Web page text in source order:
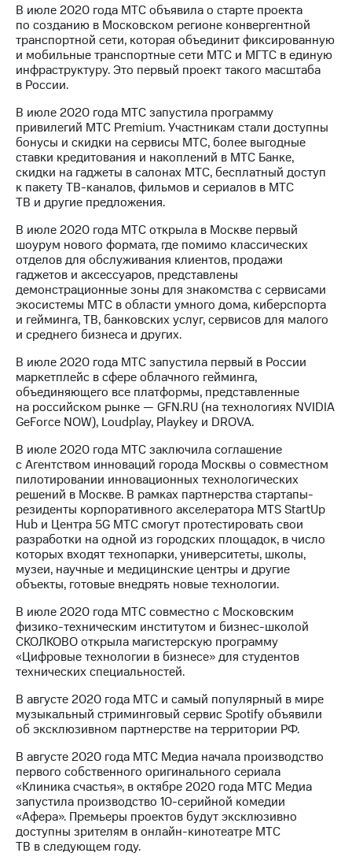
В июле 2020 года МТС объявила о старте проекта
по созданию в Московском регионе конвергентной
транспортной сети, которая объединит фиксированную
и мобильные транспортные сети МТС и МГТС в единую
инфраструктуру. Это первый проект такого масштаба
в России.
В июле 2020 года МТС запустила программу
привилегий МТС Premium. Участникам стали доступны
бонусы и скидки на сервисы МТС, более выгодные
ставки кредитования и накоплений в МТС Банке,
скидки на гаджеты в салонах МТС, бесплатный доступ
к пакету ТВ-каналов, фильмов и сериалов в МТС
ТВ и другие предложения.
В июле 2020 года МТС открыла в Москве первый
шоурум нового формата, где помимо классических
отделов для обслуживания клиентов, продажи
гаджетов и аксессуаров, представлены
демонстрационные зоны для знакомства с сервисами
экосистемы МТС в области умного дома, киберспорта
и гейминга, ТВ, банковских услуг, сервисов для малого
и среднего бизнеса и других.
В июле 2020 года МТС запустила первый в России
маркетплейс в сфере облачного гейминга,
объединяющего все платформы, представленные
на российском рынке — GFN.RU (на технологиях NVIDIA
GeForce NOW), Loudplay, Playkey и DROVA.
В июле 2020 года МТС заключила соглашение
с Агентством инноваций города Москвы о совместном
пилотировании инновационных технологических
решений в Москве. В рамках партнерства стартапы-
резиденты корпоративного акселератора MTS StartUp
Hub и Центра 5G МТС смогут протестировать свои
разработки на одной из городских площадок, в число
которых входят технопарки, университеты, школы,
музеи, научные и медицинские центры и другие
объекты, готовые внедрять новые технологии.
В июле 2020 года МТС совместно с Московским
физико-техническим институтом и бизнес-школой
СКОЛКОВО открыла магистерскую программу
«Цифровые технологии в бизнесе» для студентов
технических специальностей.
В августе 2020 года МТС и самый популярный в мире
музыкальный стриминговый сервис Spotify объявили
об эксклюзивном партнерстве на территории РФ.
В августе 2020 года МТС Медиа начала производство
первого собственного оригинального сериала
«Клиника счастья», в октябре 2020 года МТС Медиа
запустила производство 10-серийной комедии
«Афера». Премьеры проектов будут эксклюзивно
доступны зрителям в онлайн-кинотеатре МТС
ТВ в следующем году.